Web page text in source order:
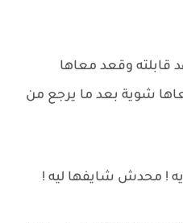
قابلته وقعد معاها
شوية بعد ما يرجع من
! محدش شايفها ليه !